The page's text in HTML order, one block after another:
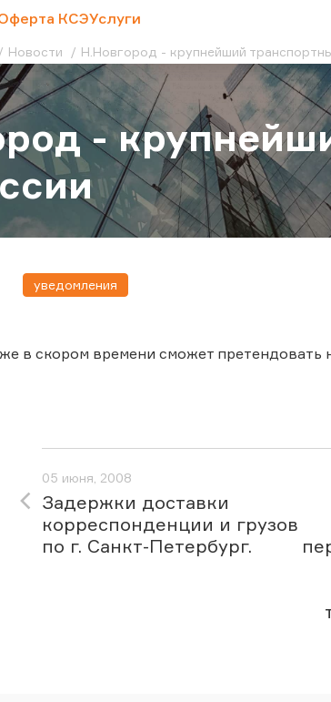
КСЭУслуги
Новости Н.Новгород - крупнейший
-
уведомления
в скором времени сможет претендовать
05 июня, 2008
Задержки доставки
корреспонденции и грузов
по г. Санкт-Петербург.